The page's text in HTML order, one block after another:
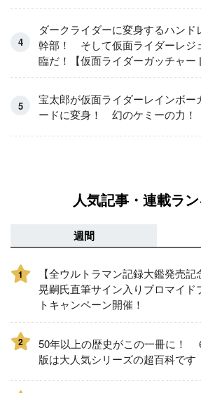
ダークライダーに変身するハンド
幹部！ そして仮面ライダーレジ
臨だ！【仮面ライダーガッチャー
宝太郎が仮面ライダーレインボー
ードに変身！ 幻のケミーの力！
人気記事・連載ラ
週間
1
【全ウルトラマン記録大鑑発売記
晃嗣氏直筆サイン入りブロマイド
トキャンペーン開催！
2
50年以上の歴史がこの一冊に！
版は大人気シリーズの超百科です